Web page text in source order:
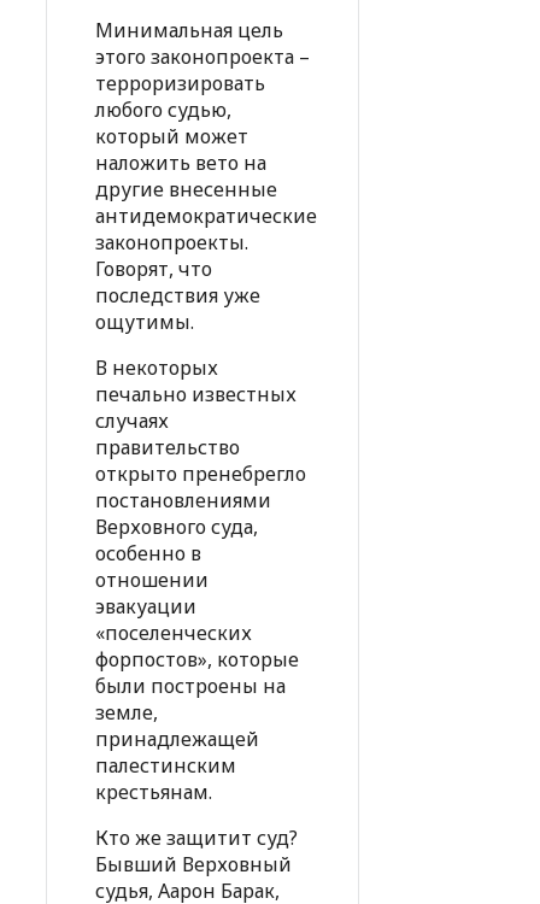
Минимальная цель
этого законопроекта –
терроризировать
любого судью,
который может
наложить вето на
другие внесенные
антидемократические
законопроекты.
Говорят, что
последствия уже
ощутимы.
В некоторых
печально известных
случаях
правительство
открыто пренебрегло
постановлениями
Верховного суда,
особенно в
отношении
эвакуации
«поселенческих
форпостов», которые
были построены на
земле,
принадлежащей
палестинским
крестьянам.
Кто же защитит суд?
Бывший Верховный
судья, Аарон Барак,